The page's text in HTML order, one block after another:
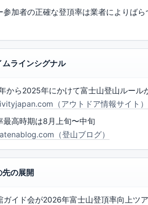
参加者の正確な登頂率は業者によりばら
ムラインシグナル
から2025年にかけて富士山登山ルール
（アウトドア情報サイト）
最高時期は8月上旬〜中旬
（登山ブログ）
先の展開
ガイド会が2026年富士山登頂率向上ツ